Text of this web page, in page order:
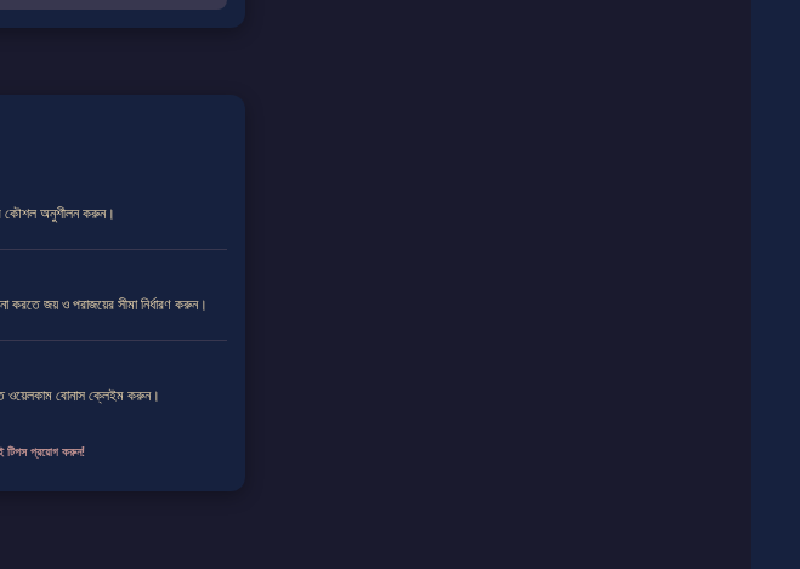
কৌশল অনুশীলন করুন।
করতে জয় ও পরাজয়ের সীমা নির্ধারণ করুন।
ওয়েলকাম বোনাস ক্লেইম করুন।
প্রয়োগ করুন!